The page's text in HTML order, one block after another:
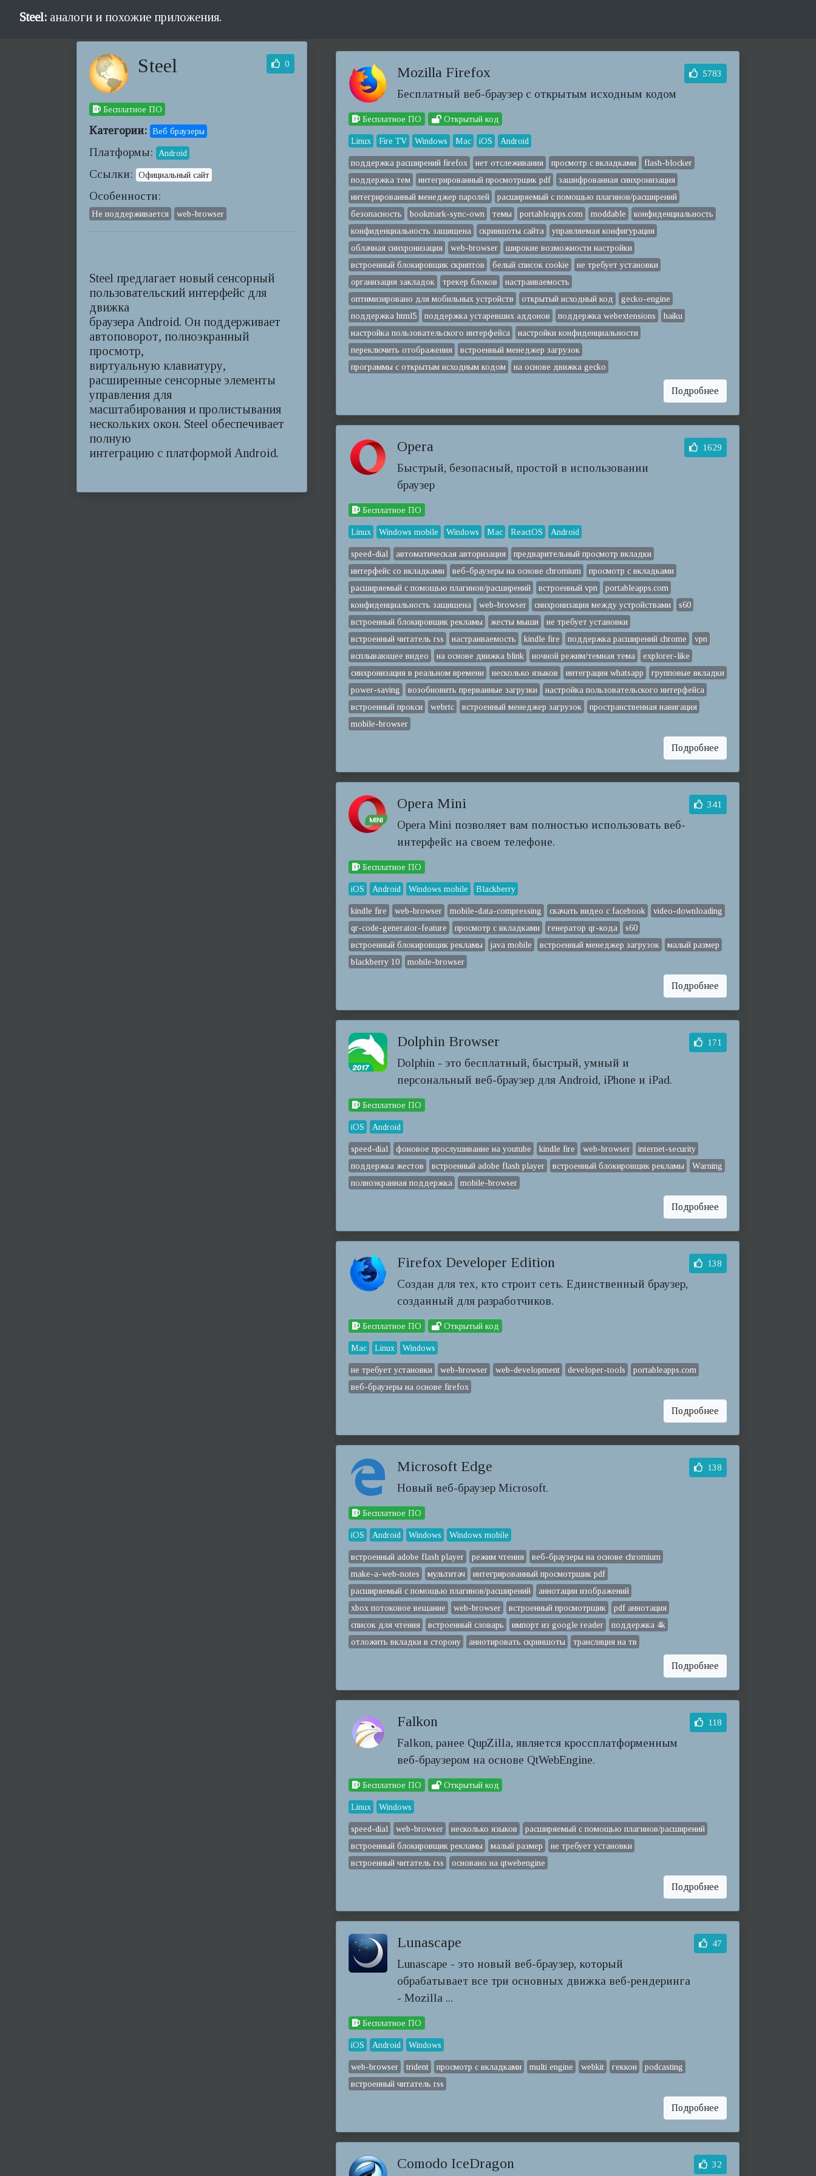
Steel: аналоги и похожие приложения.
Steel 0
Бесплатное ПО
Категории: Веб браузеры
Платформы: Android
Ссылки: Официальный сайт
Особенности:
Не поддерживается web-browser
Steel предлагает новый сенсорный
пользовательский интерфейс для
движка
браузера Android. Он поддерживает
автоповорот, полноэкранный
просмотр,
виртуальную клавиатуру,
расширенные сенсорные элементы
управления для
масштабирования и пролистывания
нескольких окон. Steel обеспечивает
полную
интеграцию с платформой Android.
Mozilla Firefox
Бесплатный веб-браузер с открытым исходным кодом
5783
Бесплатное ПО Открытый код
Linux Fire TV Windows Mac iOS Android
поддержка расширений firefox нет отслеживания просмотр с вкладками
flash-blocker
поддержка тем
интегрированный просмотрщик pdf
зашифрованная синхронизация
интегрированный менеджер паролей
расширяемый с помощью плагинов/расширений
безопасность
bookmark-sync-own темы portableapps.com moddable
конфиденциальность
конфиденциальность защищена
скриншоты сайта
управляемая конфигурация
облачная синхронизация
web-browser
широкие возможности настройки
встроенный блокировщик скриптов
белый список cookie
не требует установки
организация закладок
трекер блоков
настраиваемость
оптимизировано для мобильных устройств
открытый исходный код
gecko-engine
поддержка html5
поддержка устаревших аддонов поддержка webextensions
haiku
настройка пользовательского интерфейса
настройки конфиденциальности
переключить отображения
встроенный менеджер загрузок
программы с открытым исходным кодом
на основе движка gecko
Подробнее
Opera
Быстрый, безопасный, простой в использовании
браузер
1629
Бесплатное ПО
Linux Windows mobile Windows Mac ReactOS Android
speed-dial автоматическая авторизация
предварительный просмотр вкладки
интерфейс со вкладками
веб-браузеры на основе chromium
просмотр с вкладками
расширяемый с помощью плагинов/расширений
встроенный vpn
portableapps.com
конфиденциальность защищена
web-browser синхронизация между устройствами
s60
встроенный блокировщик рекламы
жесты мыши
не требует установки
встроенный читатель rss
настраиваемость kindle fire поддержка расширений chrome
vpn
всплывающее видео
на основе движка blink ночной режим/темная тема
explorer-like
синхронизация в реальном времени
несколько языков интеграция whatsapp
групповые вкладки
power-saving
возобновить прерванные загрузки
настройка пользовательского интерфейса
встроенный прокси
webrtc встроенный менеджер загрузок
пространственная навигация
mobile-browser
Подробнее
Opera Mini
Opera Mini позволяет вам полностью использовать веб-
интерфейс на своем телефоне.
341
Бесплатное ПО
iOS Android Windows mobile Blackberry
kindle fire web-browser mobile-data-compressing скачать видео с facebook
video-downloading
qr-code-generator-feature
просмотр с вкладками генератор qr-кода
s60
встроенный блокировщик рекламы
java mobile встроенный менеджер загрузок
малый размер
blackberry 10
mobile-browser
Подробнее
Dolphin Browser
Dolphin - это бесплатный, быстрый, умный и
персональный веб-браузер для Android, iPhone и iPad.
171
Бесплатное ПО
iOS Android
speed-dial фоновое прослушивание на youtube kindle fire web-browser
internet-security
поддержка жестов
встроенный adobe flash player встроенный блокировщик рекламы
Warning
полноэкранная поддержка
mobile-browser
Подробнее
Firefox Developer Edition
Создан для тех, кто строит сеть. Единственный браузер,
созданный для разработчиков.
138
Бесплатное ПО Открытый код
Mac Linux Windows
не требует установки web-browser web-development developer-tools
portableapps.com
веб-браузеры на основе firefox
Подробнее
Microsoft Edge
Новый веб-браузер Microsoft.
138
Бесплатное ПО
iOS Android Windows Windows mobile
встроенный adobe flash player режим чтения
веб-браузеры на основе chromium
make-a-web-notes
мультитач
интегрированный просмотрщик pdf
расширяемый с помощью плагинов/расширений
аннотации изображений
xbox потоковое вещание
web-browser встроенный просмотрщик
pdf аннотация
список для чтения
встроенный словарь импорт из google reader
поддержка 4k
отложить вкладки в сторону
аннотировать скриншоты трансляция на тв
Подробнее
Falkon
Falkon, ранее QupZilla, является кроссплатформенным
веб-браузером на основе QtWebEngine.
118
Бесплатное ПО Открытый код
Linux Windows
speed-dial web-browser несколько языков
расширяемый с помощью плагинов/расширений
встроенный блокировщик рекламы
малый размер
не требует установки
встроенный читатель rss
основано на qtwebengine
Подробнее
Lunascape
Lunascape - это новый веб-браузер, который
обрабатывает все три основных движка веб-рендеринга
- Mozilla ...
47
Бесплатное ПО
iOS Android Windows
web-browser trident просмотр с вкладками multi engine webkit геккон
podcasting
встроенный читатель rss
Подробнее
Comodo IceDragon 32